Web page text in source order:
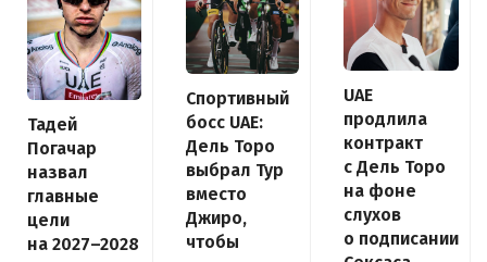
Тадей
Погачар
назвал
главные
цели
на 2027–2028
Спортивный
босс UAE:
Дель Торо
выбрал Тур
вместо
Джиро,
чтобы
UAE
продлила
контракт
с Дель Торо
на фоне
слухов
о подписании